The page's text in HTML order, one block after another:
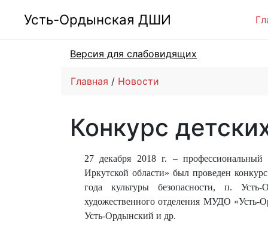
Усть-Ордынская ДШИ
Версия для слабовидящих
Главная Новости
Конкурс
27 декабря 2018 г. –
Иркутской области» был проведен
года культуры безопасности, п.
художественного отделения МУДО
Усть-Ордынский и др.